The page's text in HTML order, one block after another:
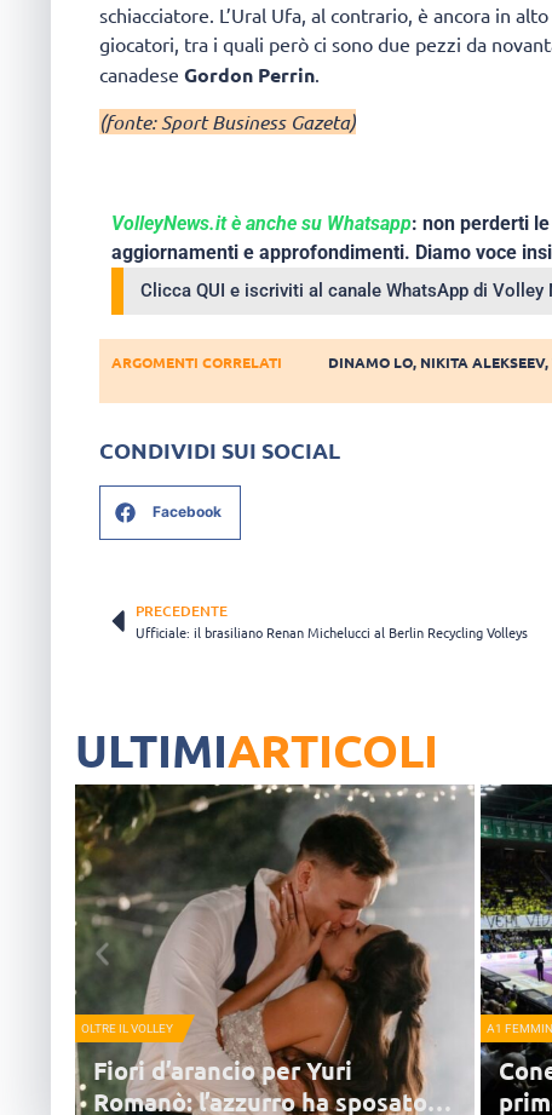
schiacciatore. L’Ural Ufa, al contrario, è ancora in
giocatori, tra i quali però ci sono due pezzi da
canadese Gordon Perrin
(fonte: Sport Business Gazeta)
VolleyNews.it è anche su Whatsapp: non perderti
aggiornamenti e approfondimenti. Diamo voce
Clicca QUI e iscriviti al canale WhatsApp di Volley
ARGOMENTI CORRELATI DINAMO LO, NIKITA ALEKSEEV,
CONDIVIDI SUI SOCIAL
Facebook
PRECEDENTE
Ufficiale: il brasiliano Renan Michelucci al Berlin Recycling Volleys
ULTIMIARTICOLI
OLTRE IL VOLLEY
Fiori d’arancio per Yuri
Romanò: l’azzurro ha sposato
A1